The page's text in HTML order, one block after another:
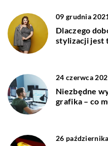
09 grudnia
Dlaczego
stylizacji jest
24 czerwca
Niezbędne
grafika – co
26